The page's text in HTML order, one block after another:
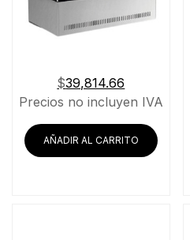
$39,814.66
Precios no incluyen IVA
AÑADIR AL CARRITO